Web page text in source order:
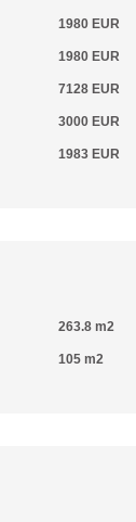
1980 EUR
1980 EUR
7128 EUR
3000 EUR
1983 EUR
263.8 m2
105 m2